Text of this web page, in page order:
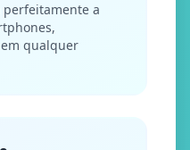
a
qualquer